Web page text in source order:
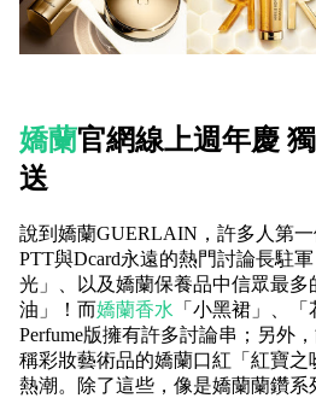
嬌蘭官網線上週年慶
送
說到嬌蘭GUERLAIN，許多人第
PTT與Dcard永遠的熱門討論長駐軍
光」、以及嬌蘭保養品中信眾最多
油」！而嬌蘭香水 「小黑裙」、
Perfume版擁有許多討論串；另外
稱彩妝藝術品的嬌蘭口紅「紅寶
熱潮。除了這些，像是嬌蘭蘭鑽